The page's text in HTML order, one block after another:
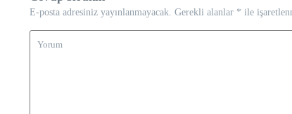
E-posta adresiniz yayınlanmayacak. Gerekli alanlar * ile